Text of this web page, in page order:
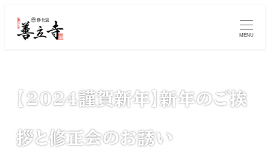
MENU
【2024謹賀新年】新年のご挨
拶と修正会のお誘い